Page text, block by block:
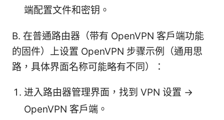
端配置文件和密钥。
B. 在普通路由器（带有 OpenVPN 客户端功能
的固件）上设置 OpenVPN 步骤示例（通用思
路，具体界面名称可能略有不同）：
进入路由器管理界面，找到 VPN 设置 ->
OpenVPN 客户端。